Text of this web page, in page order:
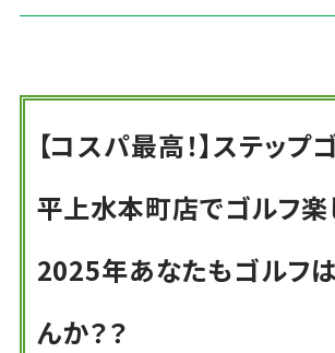
【コスパ最高！】ステップ
平上水本町店でゴルフ楽
2025年あなたもゴルフ
んか？？